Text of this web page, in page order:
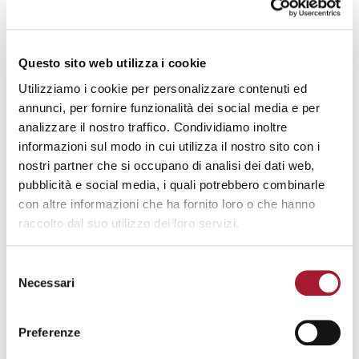
Questo sito web utilizza i cookie
Utilizziamo i cookie per personalizzare contenuti ed
annunci, per fornire funzionalità dei social media e per
analizzare il nostro traffico. Condividiamo inoltre
informazioni sul modo in cui utilizza il nostro sito con i
nostri partner che si occupano di analisi dei dati web,
pubblicità e social media, i quali potrebbero combinarle
con altre informazioni che ha fornito loro o che hanno
raccolto dal suo utilizzo dei loro servizi.
delNecessari
Preferenze
interrogazione delle istituzioni, sente sua questa missione
della città di“non tenere separate le parti” ma di
cominciando dagli ultimi , dai più deboli per i quali
diritti dei deboli non sono diritti deboli”, secondo quella
feconda espressione delCardinale Dionigi Tettamanzi
Un ultimo passaggio:la Casa della Carità è più grande
della sua sede di via Brambilla 10!
Si allarga un po’ su tutta la città: nel quartiere di
Lambro con Casa Francesco
per i minori stranieri non
appartamenti
per l’accoglienza dei profughi
delle troppe guerre che
Calvairate con
Proviamociassieme… e
, dall’altra parte della